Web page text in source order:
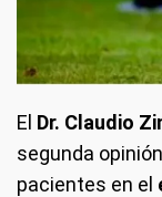
El Dr. Claudio
segunda
pacientes en el